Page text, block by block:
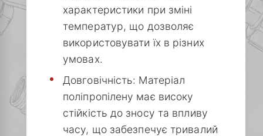
характеристики при зміні
температур, що дозволяє
використовувати їх в різних
умовах.
Довговічність: Матеріал
поліпропілену має високу
стійкість до зносу та впливу
часу, що забезпечує тривалий